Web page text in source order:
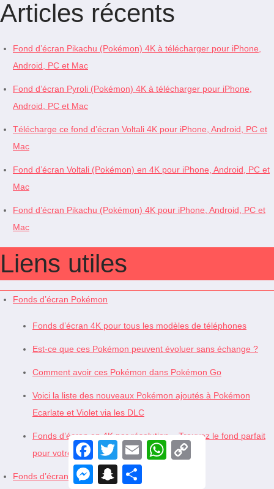
Articles récents
Fond d’écran Pikachu (Pokémon) 4K à télécharger pour iPhone,
Android, PC et Mac
Fond d’écran Pyroli (Pokémon) 4K à télécharger pour iPhone,
Android, PC et Mac
Télécharge ce fond d’écran Voltali 4K pour iPhone, Android, PC et
Mac
Fond d’écran Voltali (Pokémon) en 4K pour iPhone, Android, PC et
Mac
Fond d’écran Pikachu (Pokémon) 4K pour iPhone, Android, PC et
Mac
Liens utiles
Fonds d’écran Pokémon
Fonds d’écran 4K pour tous les modèles de téléphones
Est-ce que ces Pokémon peuvent évoluer sans échange ?
Comment avoir ces Pokémon dans Pokémon Go
Voici la liste des nouveaux Pokémon ajoutés à Pokémon
Ecarlate et Violet via les DLC
Fonds d’écran en 4K par résolution – Trouvez le fond parfait
pour votre écran
Fonds d’écran Elden Ring
F
T
E
W
M
S